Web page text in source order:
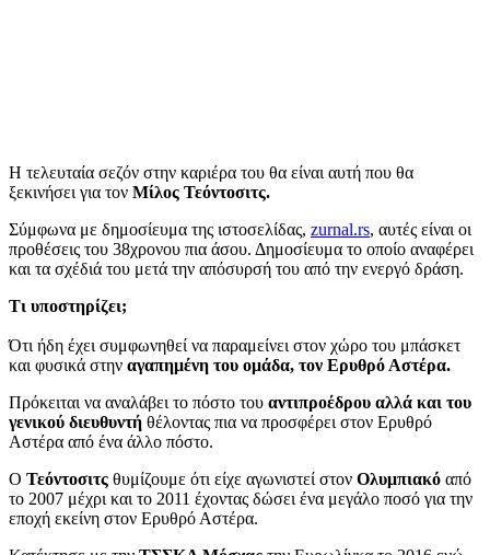
Η τελευταία σεζόν στην καριέρα του θα είναι αυτή που θα
ξεκινήσει για τον Μίλος Τεόντοσιτς.
Σύμφωνα με δημοσίευμα της ιστοσελίδας, zurnal.rs, αυτές είναι οι
προθέσεις του 38χρονου πια άσου. Δημοσίευμα το οποίο αναφέρει
και τα σχέδιά του μετά την απόσυρσή του από την ενεργό δράση.
Τι υποστηρίζει;
Ότι ήδη έχει συμφωνηθεί να παραμείνει στον χώρο του μπάσκετ
και φυσικά στην αγαπημένη του ομάδα, τον Ερυθρό Αστέρα.
Πρόκειται να αναλάβει το πόστο του αντιπροέδρου αλλά και του
γενικού διευθυντή θέλοντας πια να προσφέρει στον Ερυθρό
Αστέρα από ένα άλλο πόστο.
Ο Τεόντοσιτς θυμίζουμε ότι είχε αγωνιστεί στον Ολυμπιακό από
το 2007 μέχρι και το 2011 έχοντας δώσει ένα μεγάλο ποσό για την
εποχή εκείνη στον Ερυθρό Αστέρα.